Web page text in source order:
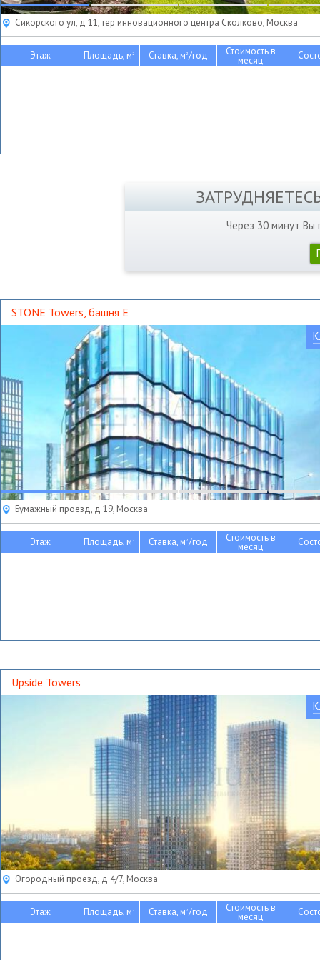
Сикорского ул, д 11, тер инновационного центра Сколково, Москва
Этаж Площадь, м2 Ставка, м2/год Стоимость в
месяц
Через 30 минут Вы
STONE Towers, башня Е
Бумажный проезд, д 19, Москва
Этаж Площадь, м2 Ставка, м2/год Стоимость в
месяц
Upside Towers
Огородный проезд, д 4/7, Москва
Этаж Площадь, м2 Ставка, м2/год Стоимость в
месяц